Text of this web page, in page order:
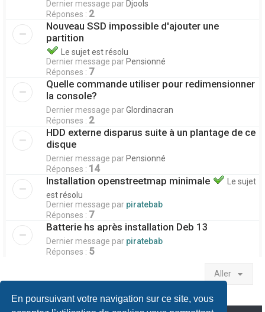
En poursuivant votre navigation sur ce site, vous
Dernier message par Djools
Réponses : 2
Nouveau SSD impossible d'ajouter une
partition
Le sujet est résolu
Dernier message par Pensionné
Réponses : 7
Quelle commande utiliser pour redimensionner
la console?
Dernier message parGlordinacran
Réponses : 2
HDD externe disparus suite à un plantage de ce
disque
Dernier message par Pensionné
Réponses : 14
Installation openstreetmap minimale
Le sujet
est résolu
Dernier message par piratebab
Réponses : 7
Batterie hs après installation Deb 13
Dernier message par piratebab
Réponses : 5
Aller